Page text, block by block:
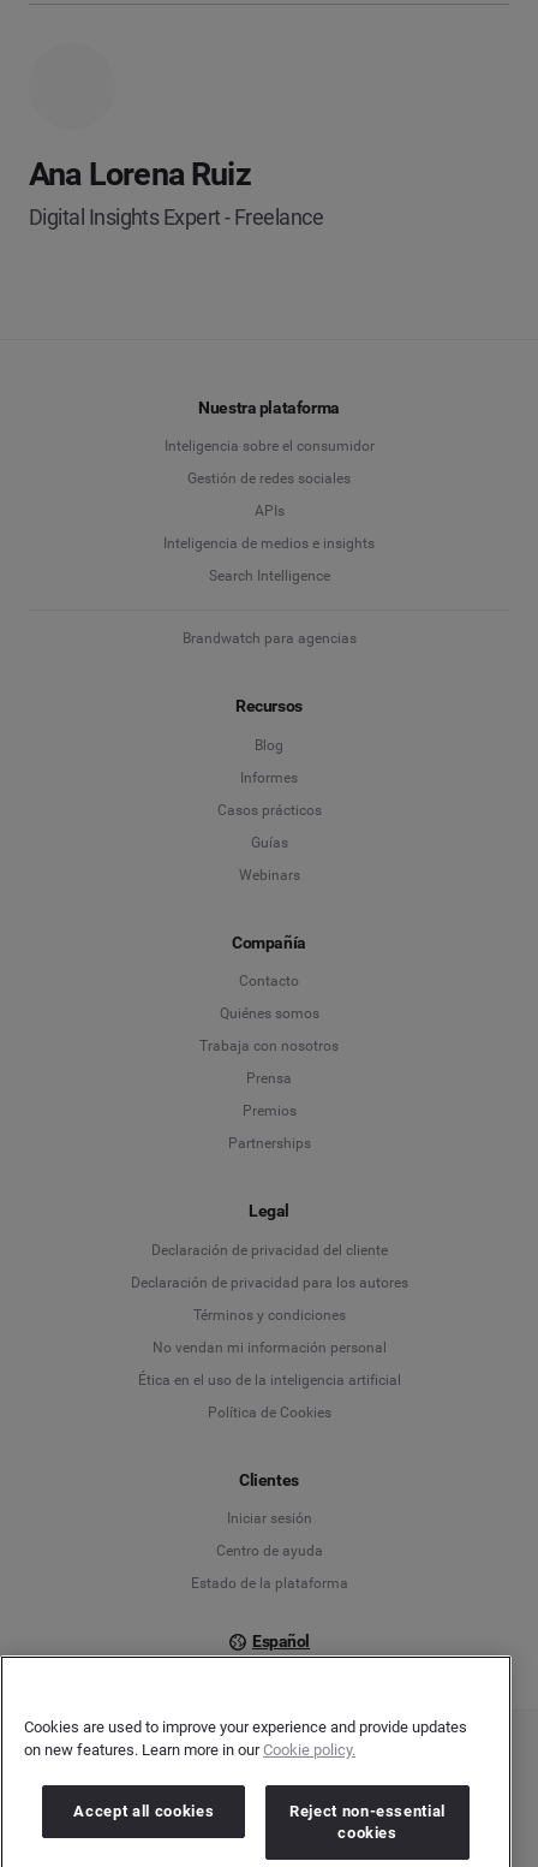
Ana Lorena Ruiz
Digital Insights Expert - Freelance
Nuestra plataforma
Inteligencia sobre el consumidor
Gestión de redes sociales
APIs
Inteligencia de medios e insights
Search Intelligence
Brandwatch para agencias
Recursos
Blog
Informes
Casos prácticos
Guías
Webinars
Compañía
Contacto
Quiénes somos
Trabaja con nosotros
Prensa
Premios
Partnerships
Legal
Declaración de privacidad del cliente
Declaración de privacidad para los autores
Términos y condiciones
No vendan mi información personal
Ética en el uso de la inteligencia artificial
Política de Cookies
Clientes
Iniciar sesión
Centro de ayuda
Estado de la plataforma
Español
Copyright © 2026 Brandwatch. Todos los derechos reservados. Cision Group Ltd, 7th
Cookies are used to improve your experience and provide updates
on new features. Learn more in ourCookie policy.
Accept all cookies
Reject non-essential
cookies